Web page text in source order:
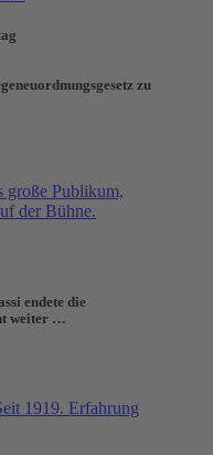
zu
endete die
weiter …